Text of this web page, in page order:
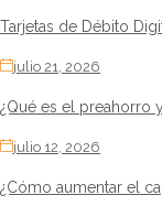
Tarjetas de Débito
julio 21, 2026
¿Qué es el preahorro
julio 12, 2026
¿Cómo aumentar el